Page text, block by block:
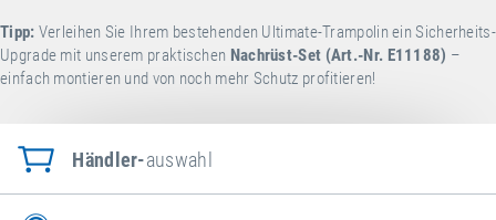
Tipp: Verleihen Sie Ihrem bestehenden Ultimate-Trampolin ein Sicherheits-
Upgrade mit unserem praktischen Nachrüst-Set (Art.-Nr. E11188) –
einfach montieren und von noch mehr Schutz profitieren!
Händler-auswahl